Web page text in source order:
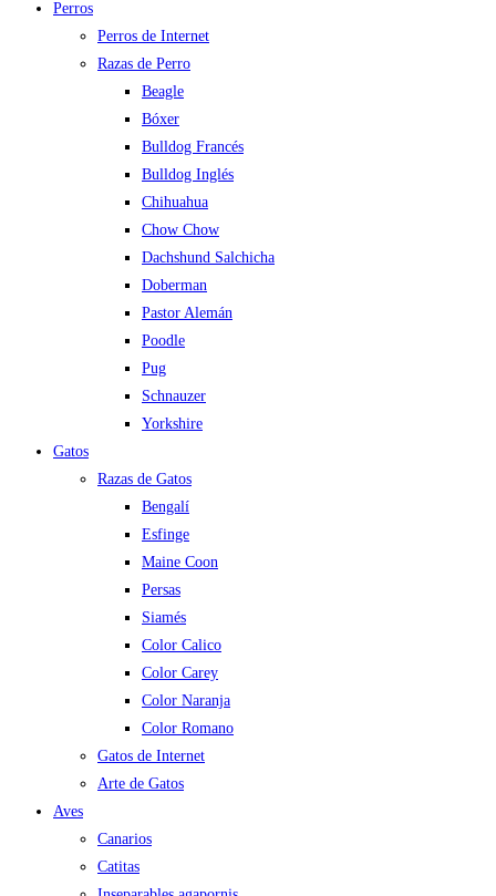
Perros
Perros de Internet
Razas de Perro
Beagle
Bóxer
Bulldog Francés
Bulldog Inglés
Chihuahua
Chow Chow
Dachshund Salchicha
Doberman
Pastor Alemán
Poodle
Pug
Schnauzer
Yorkshire
Gatos
Razas de Gatos
Bengalí
Esfinge
Maine Coon
Persas
Siamés
Color Calico
Color Carey
Color Naranja
Color Romano
Gatos de Internet
Arte de Gatos
Aves
Canarios
Catitas